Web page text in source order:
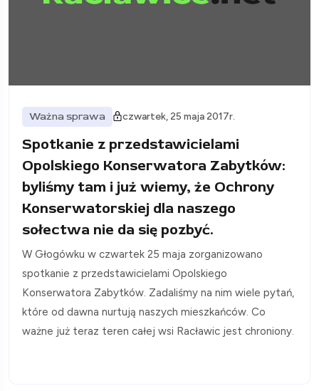
Ważna sprawa czwartek, 25 maja 2017r.
Spotkanie z przedstawicielami
Opolskiego Konserwatora Zabytków:
byliśmy tam i już wiemy, że Ochrony
Konserwatorskiej dla naszego
sołectwa nie da się pozbyć.
W Głogówku w czwartek 25 maja zorganizowano
spotkanie z przedstawicielami Opolskiego
Konserwatora Zabytków. Zadaliśmy na nim wiele pytań,
które od dawna nurtują naszych mieszkańców. Co
ważne już teraz teren całej wsi Racławic jest chroniony.